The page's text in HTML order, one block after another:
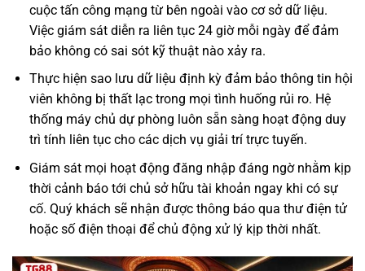
cuộc tấn công mạng từ bên ngoài vào cơ sở dữ liệu.
Việc giám sát diễn ra liên tục 24 giờ mỗi ngày để đảm
bảo không có sai sót kỹ thuật nào xảy ra.
Thực hiện sao lưu dữ liệu định kỳ đảm bảo thông tin hội
viên không bị thất lạc trong mọi tình huống rủi ro. Hệ
thống máy chủ dự phòng luôn sẵn sàng hoạt động duy
trì tính liên tục cho các dịch vụ giải trí trực tuyến.
Giám sát mọi hoạt động đăng nhập đáng ngờ nhằm kịp
thời cảnh báo tới chủ sở hữu tài khoản ngay khi có sự
cố. Quý khách sẽ nhận được thông báo qua thư điện tử
hoặc số điện thoại để chủ động xử lý kịp thời nhất.